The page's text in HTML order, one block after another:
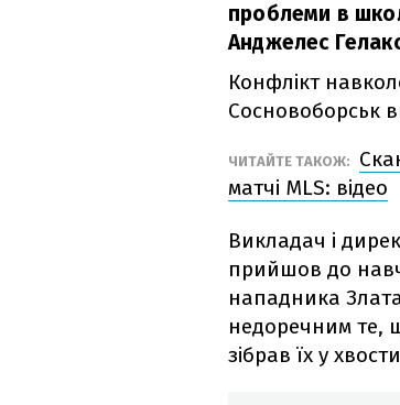
проблеми в
Анджелес
Конфлікт
Сосновоборськ
ЧИТАЙТЕ ТАКОЖ:
матчі MLS: відео
Викладач і
прийшов до
нападника
недоречним те,
зібрав їх у